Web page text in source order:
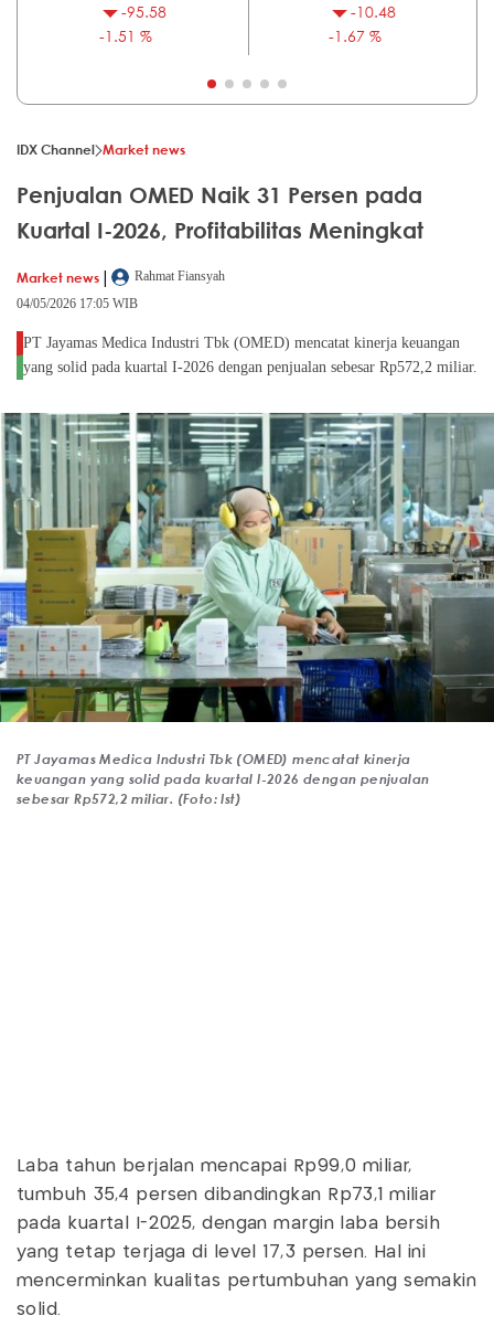
-95.58
-1.51 %
-10.48
-1.67 %
IDX Channel Market news
Penjualan OMED Naik 31 Persen pada
Kuartal I-2026, Profitabilitas Meningkat
Market news |
Rahmat Fiansyah
04/05/2026 17:05 WIB
PT Jayamas Medica Industri Tbk (OMED) mencatat kinerja keuangan
yang solid pada kuartal I-2026 dengan penjualan sebesar Rp572,2 miliar.
PT Jayamas Medica Industri Tbk (OMED) mencatat kinerja
keuangan yang solid pada kuartal I-2026 dengan penjualan
sebesar Rp572,2 miliar. (Foto: Ist)
Laba tahun berjalan mencapai Rp99,0 miliar,
tumbuh 35,4 persen dibandingkan Rp73,1 miliar
pada kuartal I-2025, dengan margin laba bersih
yang tetap terjaga di level 17,3 persen. Hal ini
mencerminkan kualitas pertumbuhan yang semakin
solid.